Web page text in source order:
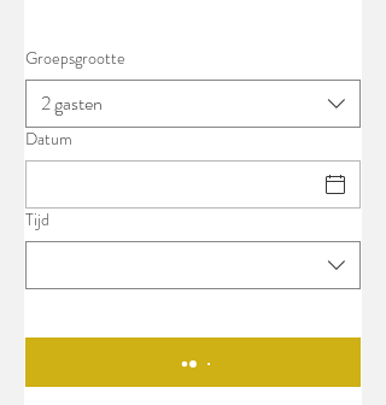
Groepsgrootte
2 gasten
Datum
Tijd